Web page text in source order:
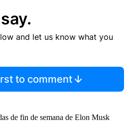
and let us know what you
to comment
de fin de semana de Elon Musk